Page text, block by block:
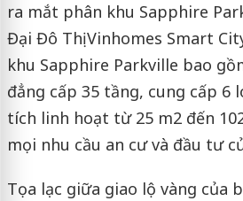
ra mắt phân khu Sapphire
Đại Đô Thị Vinhomes Smart
khu Sapphire Parkville bao
đẳng cấp 35 tầng, cung cấp 6
tích linh hoạt từ 25 m2 đến
mọi nhu cầu an cư và đầu tư
Tọa lạc giữa giao lộ vàng của